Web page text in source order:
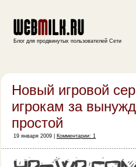
Блог для продвинутых пользователей Сети
Новый игровой
игрокам за
простой
19 января 2009 | Комментарии: 1